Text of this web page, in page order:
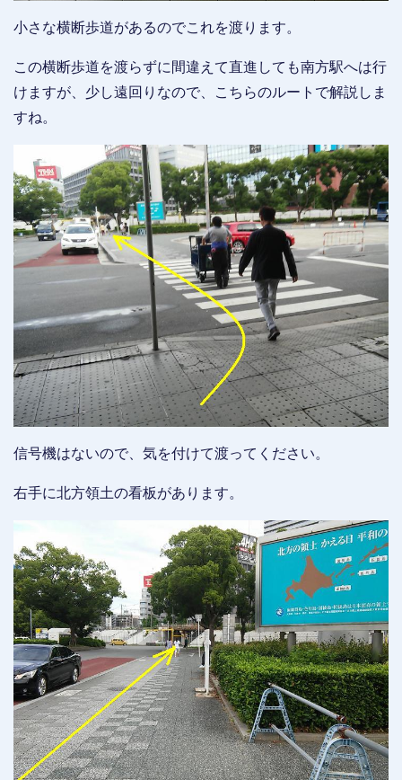
小さな横断歩道があるのでこれを渡ります。
この横断歩道を渡らずに間違えて直進しても南方駅へは行
けますが、少し遠回りなので、こちらのルートで解説しま
すね。
信号機はないので、気を付けて渡ってください。
右手に北方領土の看板があります。